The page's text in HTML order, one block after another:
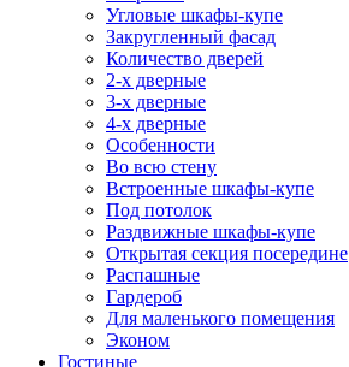
Угловые шкафы-купе
Закругленный фасад
Количество дверей
2-х дверные
3-х дверные
4-х дверные
Особенности
Во всю стену
Встроенные шкафы-купе
Под потолок
Раздвижные шкафы-купе
Открытая секция посередине
Распашные
Гардероб
Для маленького помещения
Эконом
Гостиные